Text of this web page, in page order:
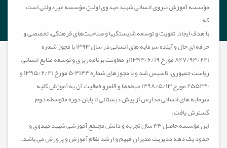
مؤسسه آموزش نیروی انسانی شهید مهدوی اولین مؤسسه غیردولتی است
که:
با هدف ایجاد، تقویت و توسعه شایستگی­ها و صلاحیت‌های فرهنگی، تخصصی و
حرفه ­ای حال و آینده سرمایه های انسانی در سال ۱۳۹۳ با مجوز شماره
۸۲۷/۹۳/۲۲۱ مورخ ۱۳۹۳/۶/۱۹ از معاونت برنامه‌ریزی و توسعه منابع انسانی
ریاست جمهوری، تاسیس شد و با مجوزهای شماره ۵۰۴۱۴۴ مورخ ۱۳۹۵/۲/۲۱ و
۲۵۵۲۳۰ مورخ ۱۳۹۸/۵/۱۳ حیطه‌ها و قلمرو فعالیت آن به آموزش کلیه
سرمایه های انسانی مدارس از پیش دبستانی تا پایان دوره متوسطه دوم
گسترش یافت.
این مؤسسه حاصل ۳۴ سال تجربه و دانش مجتمع آموزشی شهید مهدوی و
حدود یک دهه مدیریت مدیران فهیم و ارشد نظام آموزش و پرورش می باشد.